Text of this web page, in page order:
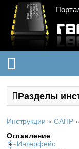
Разделы
Инструкции » САПР »
Оглавление
Интерфейс